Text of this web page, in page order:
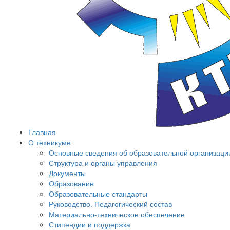
Главная
О техникуме
Основные сведения об образовательной
Структура и органы управления
Документы
Образование
Образовательные стандарты
Руководство. Педагогический состав
Материально-техническое обеспечение
Стипендии и поддержка